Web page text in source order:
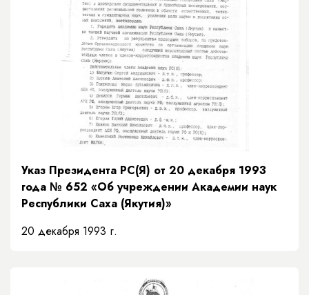
Указ Президента РС(Я) от 20 декабря 1993
года № 652 «Об учреждении Академии наук
Республики Саха (Якутия)»
20 декабря 1993 г.